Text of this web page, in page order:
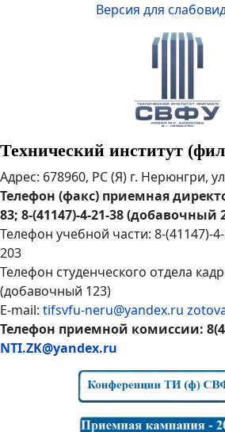
Версия для
Технический институт
Адрес: 678960, РС (Я) г. Нерюнгри,
Телефон (факс) приемная
83; 8-(41147)-4-21-38 (добавочный
Телефон учебной части: 8-(41147)-
203
Телефон студенческого отдела
(добавочный 123)
E-mail: tifsvfu-neru@yandex.ru
Телефон приемной комиссии:
NTI.ZK@yandex.ru